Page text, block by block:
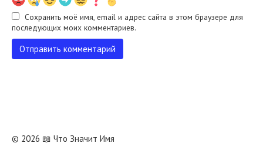
Сохранить моё имя, email и адрес сайта в этом браузере для
последующих моих комментариев.
© 2026 📖 Что Значит Имя